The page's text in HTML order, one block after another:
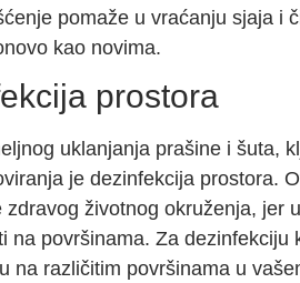
pomaže u vraćanju sjaja i
kao novima.
prostora
uklanjanja prašine i šuta,
je dezinfekcija prostora.
zdravog životnog okruženja, jer
na površinama. Za
na različitim površinama u